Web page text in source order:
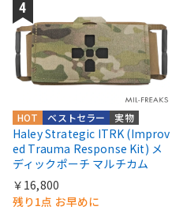
実物
ベストセラー
HOT
Haley Strategic ITRK (Improv
ed Trauma Response Kit) メ
ディックポーチ マルチカム
￥16,800
残り1点 お早めに